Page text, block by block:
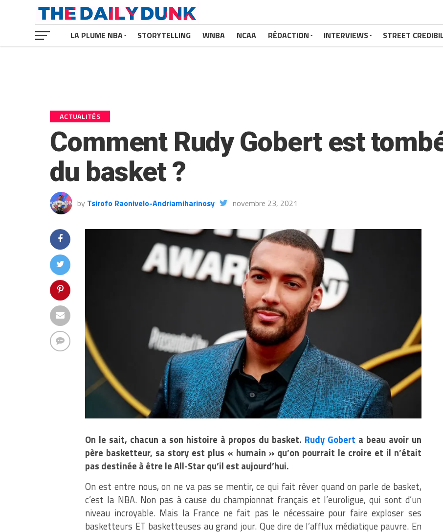
LA PLUME NBA STORYTELLING WNBA NCAA RÉDACTION INTERVIEWS STREET
ACTUALITÉS
Comment Rudy Gobert est
du basket ?
by Tsirofo Raonivelo-Andriamiharinosy novembre 23, 2021
On le sait, chacun a son histoire à propos du basket. Rudy Gobert a beau avoir un
père basketteur, sa story est plus « humain » qu’on pourrait le croire et il n’était
pas destinée à être le All-Star qu’il est aujourd’hui.
On est entre nous, on ne va pas se mentir, ce qui fait rêver quand on parle de basket,
c’est la NBA. Non pas à cause du championnat français et l’euroligue, qui sont d’un
niveau incroyable. Mais la France ne fait pas le nécessaire pour faire exploser ses
basketteurs ET basketteuses au grand jour. Que dire de l’afflux médiatique pauvre. En